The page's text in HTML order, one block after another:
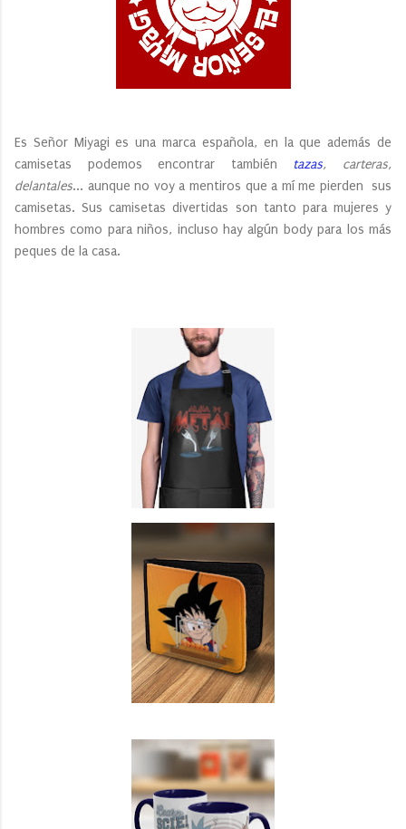
Es Señor Miyagi es una marca española, en la que además de
camisetas podemos encontrar también tazas, carteras,
delantales... aunque no voy a mentiros que a mí me pierden sus
camisetas. Sus camisetas divertidas son tanto para mujeres y
hombres como para niños, incluso hay algún body para los más
peques de la casa.